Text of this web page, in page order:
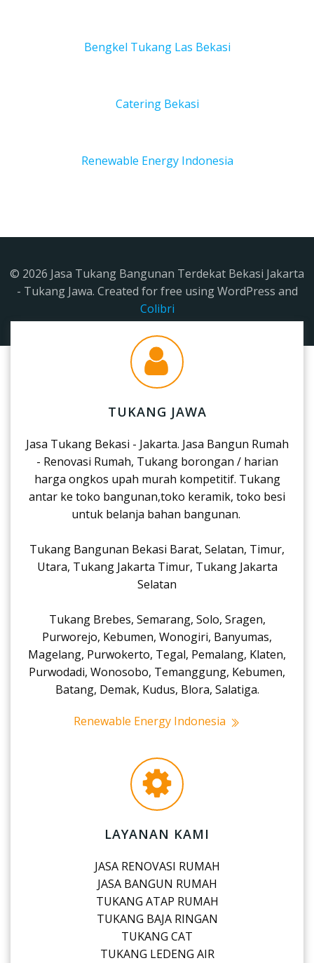
Bengkel Tukang Las Bekasi
Catering Bekasi
Renewable Energy Indonesia
© 2026 Jasa Tukang Bangunan Terdekat Bekasi Jakarta
- Tukang Jawa. Created for free using WordPress and
Colibri
TUKANG JAWA
Jasa Tukang Bekasi - Jakarta. Jasa Bangun Rumah
- Renovasi Rumah, Tukang borongan / harian
harga ongkos upah murah kompetitif. Tukang
antar ke toko bangunan,toko keramik, toko besi
untuk belanja bahan bangunan.
Tukang Bangunan Bekasi Barat, Selatan, Timur,
Utara, Tukang Jakarta Timur, Tukang Jakarta
Selatan
Tukang Brebes, Semarang, Solo, Sragen,
Purworejo, Kebumen, Wonogiri, Banyumas,
Magelang, Purwokerto, Tegal, Pemalang, Klaten,
Purwodadi, Wonosobo, Temanggung, Kebumen,
Batang, Demak, Kudus, Blora, Salatiga.
Renewable Energy Indonesia
LAYANAN KAMI
JASA RENOVASI RUMAH
JASA BANGUN RUMAH
TUKANG ATAP RUMAH
TUKANG BAJA RINGAN
TUKANG CAT
TUKANG LEDENG AIR